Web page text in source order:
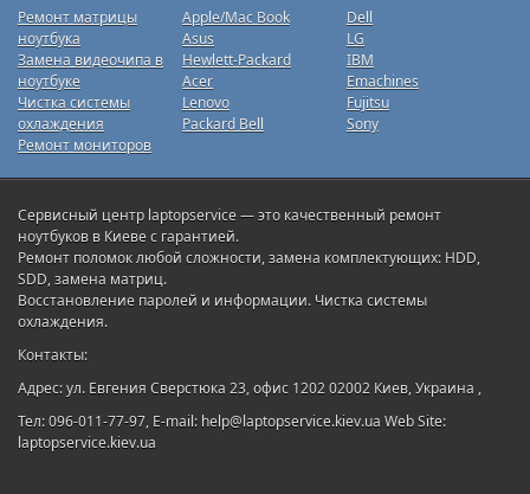
Ремонт матрицы
ноутбука
Замена видеочипа в
ноутбуке
Чистка системы
охлаждения
Ремонт мониторов
Apple/Mac Book
Asus
Hewlett-Packard
Acer
Lenovo
Packard Bell
Dell
LG
IBM
Emachines
Fujitsu
Sony
Сервисный центр laptopservice — это качественный ремонт
ноутбуков в Киеве с гарантией.
Ремонт поломок любой сложности, замена комплектующих: HDD,
SDD, замена матриц.
Восстановление паролей и информации. Чистка системы
охлаждения.
Контакты:
Адрес: ул. Евгения Сверстюка 23, офис 1202 02002 Киев, Украина ,
Тел: 096-011-77-97, E-mail: help@laptopservice.kiev.ua Web Site:
laptopservice.kiev.ua